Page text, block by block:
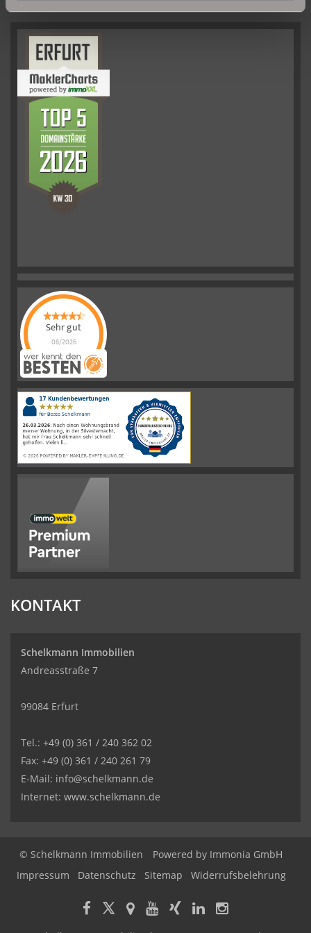
Sehr gut
08/2026
Schelkmann
Immobilienhat
|110Schelkmann
ImmobilienBewertungen
auf
werkenntdenBESTEN.de
KONTAKT
Schelkmann Immobilien
Andreasstraße 7
99084 Erfurt
Tel.: +49 (0) 361 / 240 362 02
Fax: +49 (0) 361 / 240 261 79
E-Mail: info@schelkmann.de
Internet: www.schelkmann.de
© Schelkmann Immobilien Powered by Immonia GmbH
Impressum
Datenschutz Sitemap Widerrufsbelehrung